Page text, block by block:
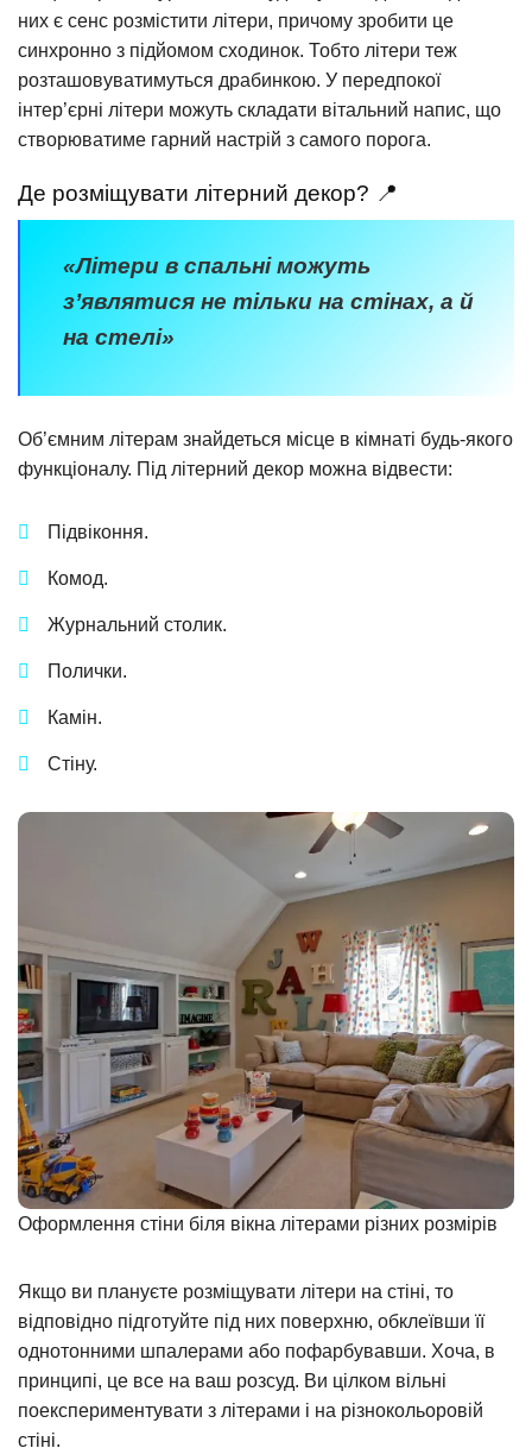
них є сенс розмістити літери, причому зробити це
синхронно з підйомом сходинок. Тобто літери теж
розташовуватимуться драбинкою. У передпокої
інтер’єрні літери можуть складати вітальний напис, що
створюватиме гарний настрій з самого порога.
Де розміщувати літерний декор? 📍
«Літери в спальні можуть
з’являтися не тільки на стінах, а й
на стелі»
Об’ємним літерам знайдеться місце в кімнаті будь-якого
функціоналу. Під літерний декор можна відвести:
Підвіконня.
Комод.
Журнальний столик.
Полички.
Камін.
Стіну.
Оформлення стіни біля вікна літерами різних розмірів
Якщо ви плануєте розміщувати літери на стіні, то
відповідно підготуйте під них поверхню, обклеївши її
однотонними шпалерами або пофарбувавши. Хоча, в
принципі, це все на ваш розсуд. Ви цілком вільні
поекспериментувати з літерами і на різнокольоровій
стіні.